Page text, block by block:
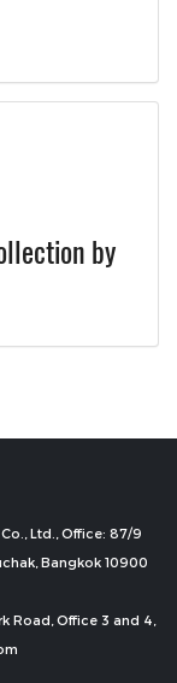
by
Ltd., Office: 87/9
Bangkok 10900
Road, Office 3 and 4,